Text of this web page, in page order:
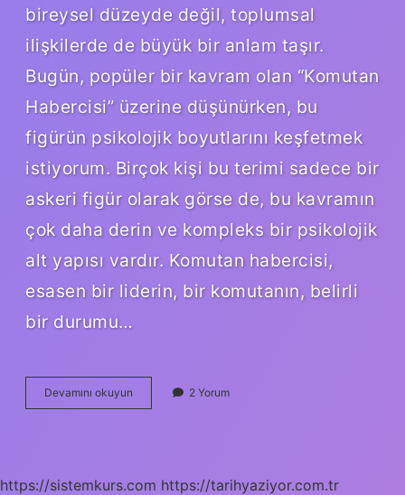
bireysel düzeyde değil, toplumsal
ilişkilerde de büyük bir anlam taşır.
Bugün, popüler bir kavram olan “Komutan
Habercisi” üzerine düşünürken, bu
figürün psikolojik boyutlarını keşfetmek
istiyorum. Birçok kişi bu terimi sadece bir
askeri figür olarak görse de, bu kavramın
çok daha derin ve kompleks bir psikolojik
alt yapısı vardır. Komutan habercisi,
esasen bir liderin, bir komutanın, belirli
bir durumu…
Devamını okuyun Komutan
habercisi
2 Yorum
https://sistemkurs.com https://tarihyaziyor.com.tr